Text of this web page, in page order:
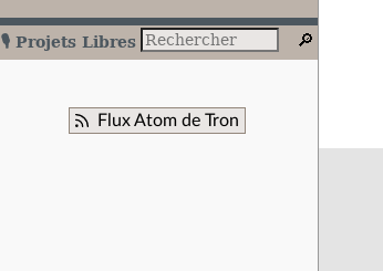
🎙️ Projets Libres
Flux Atom de Tron